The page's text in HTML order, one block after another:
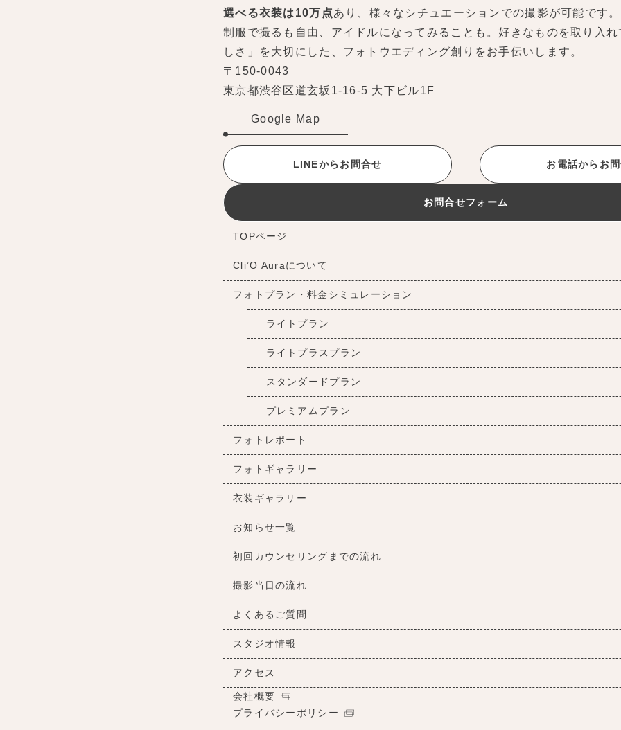
選べる衣装は10万点あり、様々なシチュエーションでの撮影が可能です
制服で撮るも自由、アイドルになってみることも。好きなものを取り入
しさ」を大切にした、フォトウエディング創りをお手伝いします。
〒150-0043
東京都渋谷区道玄坂1-16-5 大下ビル1F
Google Map
LINEからお問合せ お電話からお
お問合せフォーム
TOPページ
Cli’O Auraについて
フォトプラン・料金シミュレーション
ライトプラン
ライトプラスプラン
スタンダードプラン
プレミアムプラン
フォトレポート
フォトギャラリー
衣装ギャラリー
お知らせ一覧
初回カウンセリングまでの流れ
撮影当日の流れ
よくあるご質問
スタジオ情報
アクセス
会社概要
プライバシーポリシー